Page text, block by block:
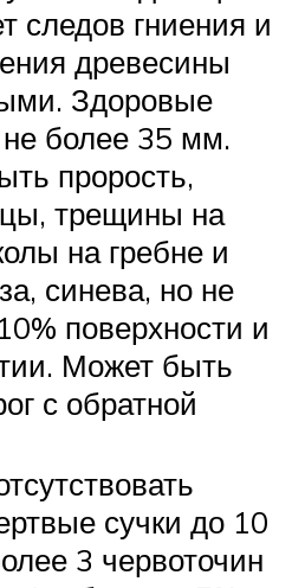
следов гниения и
древесины
Здоровые
более 35 мм.
прорость,
трещины на
на гребне и
синева, но не
поверхности и
Может быть
с обратной
сучки до 10
3 червоточин